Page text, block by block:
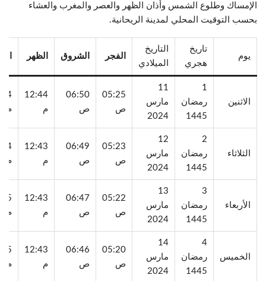
الإمساك وطلوع الشمس وأذان الظهر والعصر والمغرب والعشاء
بحسب التوقيت المحلي لمدينة الريحانية.
يوم
تاريخ
هجري
التاريخ
الميلادي
الفجر الشروق الظهر
الاثنين
1
رمضان
1445
11
مارس
2024
05:25
ص
06:50
ص
12:44
م
م
الثلاثاء
2
رمضان
1445
12
مارس
2024
05:23
ص
06:49
ص
12:43
م
م
الأربعاء
3
رمضان
1445
13
مارس
2024
05:22
ص
06:47
ص
12:43
م
م
الخميس
4
رمضان
1445
14
مارس
2024
05:20
ص
06:46
ص
12:43
م
م